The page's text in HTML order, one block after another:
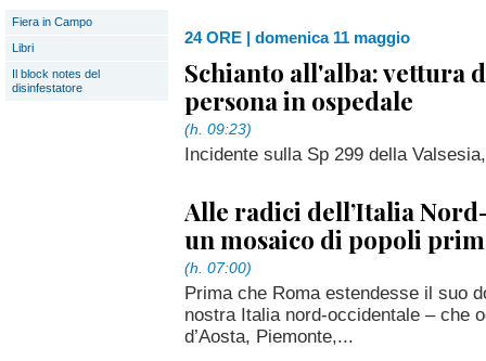
Fiera in Campo
Libri
Il block notes del
disinfestatore
24 ORE | domenica 11 maggio
Schianto all'alba: vettura
persona in ospedale
(h. 09:23)
Incidente sulla Sp 299 della
Alle radici dell’Italia
un mosaico di popoli
(h. 07:00)
Prima che Roma estendesse il suo
nostra Italia nord-occidentale – che
d’Aosta, Piemonte,...